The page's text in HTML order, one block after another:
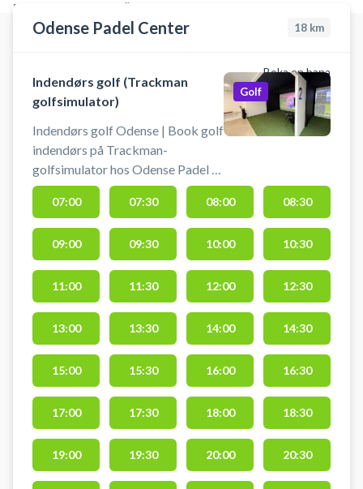
PLATSER MED TILLGÄNGLIGA AKTIVITETER
Odense Padel Center 18 km
Boka en bana
Indendørs golf (Trackman
golfsimulator)
Indendørs golf Odense | Book golf
indendørs på Trackman-
golfsimulator hos Odense Padel &
Simgolf Center i Odense.
Realistisk golfoplevelse med
præcis måling af slag,
verdenskendte baner og
komfortable indendørs
omgivelser. Perfekt til både hygge
og seriøs træning året rundt. Book
din golfsimulator og spil indendørs
golf i Odense Padel & Simgolf
(tidl. Odense Padel Center)
beliggende på Peder Skrams Vej 5
i Odense SØ ved Universitet og
Rosengårdscentret.
Golf
07:00 07:30 08:00 08:30
09:00 09:30 10:00 10:30
11:00 11:30 12:00 12:30
13:00 13:30 14:00 14:30
15:00 15:30 16:00 16:30
17:00 17:30 18:00 18:30
19:00 19:30 20:00 20:30